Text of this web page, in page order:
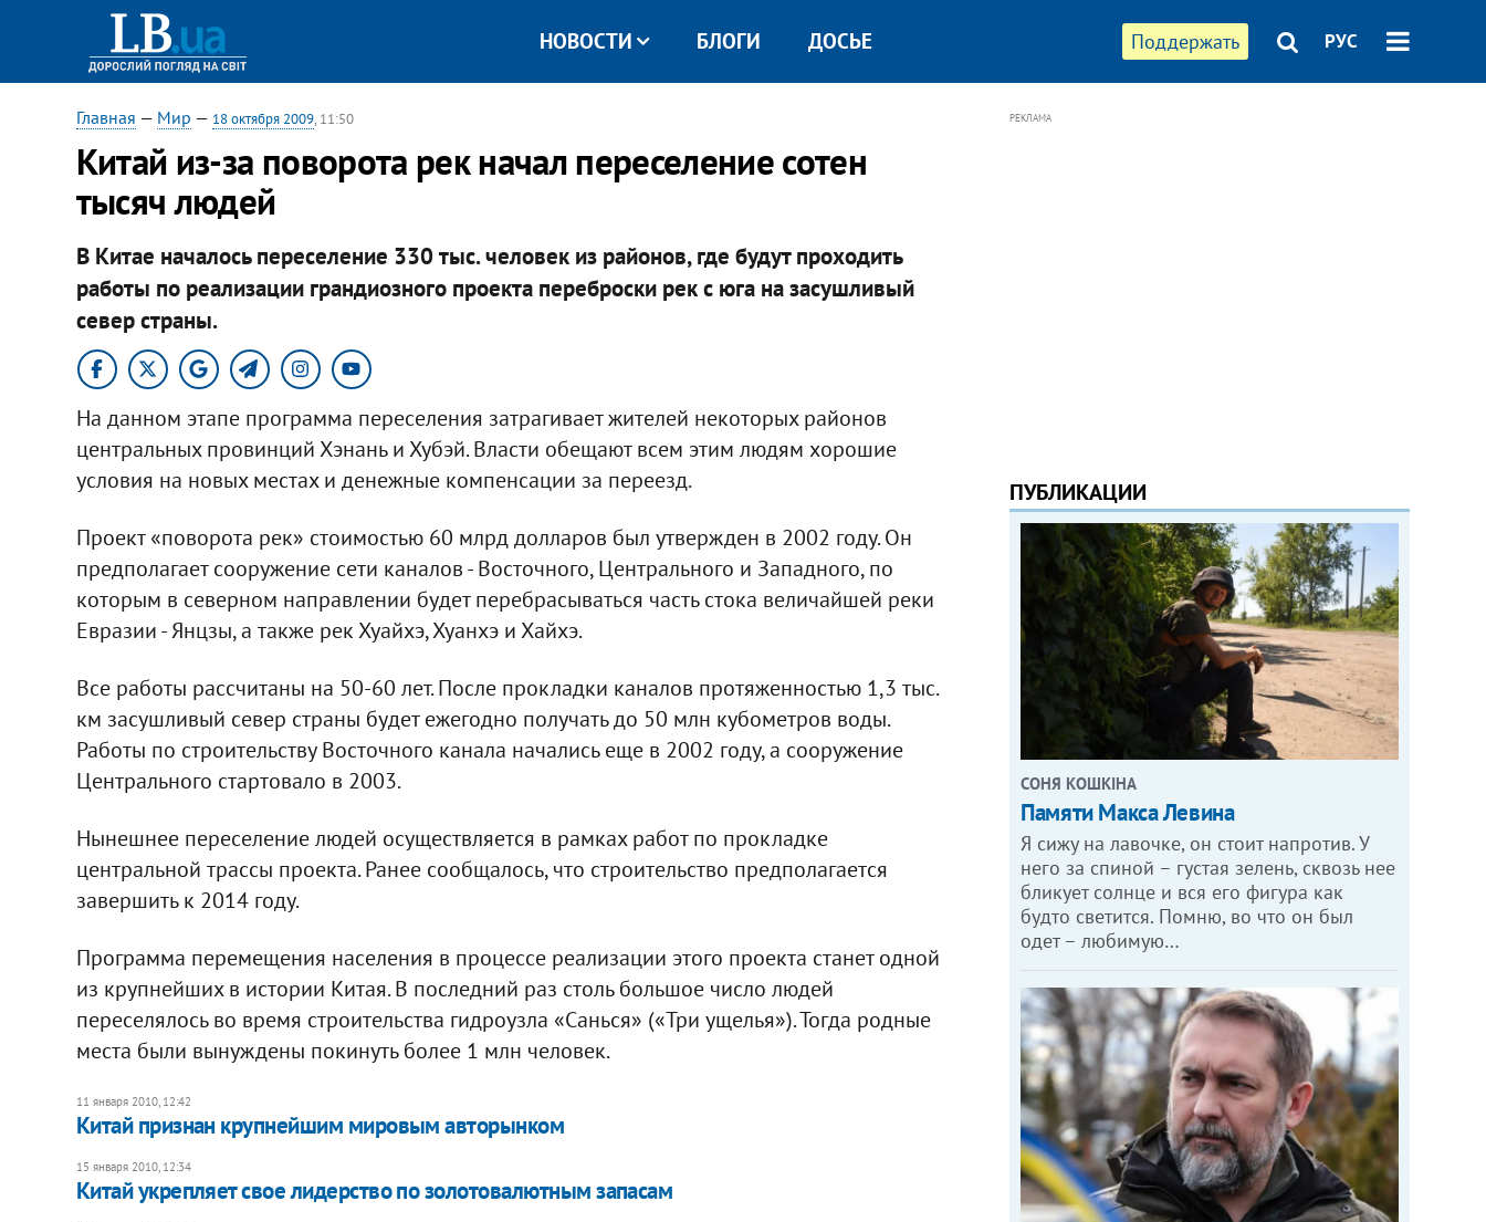
Поддержать РУС
НОВОСТИ БЛОГИ ДОСЬЕ
Главная — Мир — 18 октября 2009, 11:50
Китай из-за поворота рек начал переселение сотен
тысяч людей
В Китае началось переселение 330 тыс. человек из районов, где будут проходить
работы по реализации грандиозного проекта переброски рек с юга на засушливый
север страны.
На данном этапе программа переселения затрагивает жителей некоторых районов
центральных провинций Хэнань и Хубэй. Власти обещают всем этим людям хорошие
условия на новых местах и денежные компенсации за переезд.
Проект «поворота рек» стоимостью 60 млрд долларов был утвержден в 2002 году. Он
предполагает сооружение сети каналов - Восточного, Центрального и Западного, по
которым в северном направлении будет перебрасываться часть стока величайшей реки
Евразии - Янцзы, а также рек Хуайхэ, Хуанхэ и Хайхэ.
Все работы рассчитаны на 50-60 лет. После прокладки каналов протяженностью 1,3 тыс.
км засушливый север страны будет ежегодно получать до 50 млн кубометров воды.
Работы по строительству Восточного канала начались еще в 2002 году, а сооружение
Центрального стартовало в 2003.
Нынешнее переселение людей осуществляется в рамках работ по прокладке
центральной трассы проекта. Ранее сообщалось, что строительство предполагается
завершить к 2014 году.
Программа перемещения населения в процессе реализации этого проекта станет одной
из крупнейших в истории Китая. В последний раз столь большое число людей
переселялось во время строительства гидроузла «Санься» («Три ущелья»). Тогда родные
места были вынуждены покинуть более 1 млн человек.
11 января 2010, 12:42
Китай признан крупнейшим мировым авторынком
15 января 2010, 12:34
Китай укрепляет свое лидерство по золотовалютным запасам
РЕКЛАМА
ПУБЛИКАЦИИ
СОНЯ КОШКІНА
Памяти Макса Левина
Я сижу на лавочке, он стоит напротив. У
него за спиной – густая зелень, сквозь нее
бликует солнце и вся его фигура как
будто светится. Помню, во что он был
одет – любимую…